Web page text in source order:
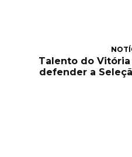
Talento do
defender a